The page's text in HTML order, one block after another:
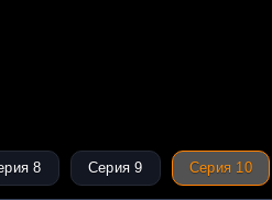
8 Серия 9 Серия 10